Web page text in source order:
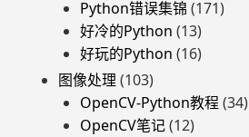
Python错误集锦 (171)
好冷的Python (13)
好玩的Python (16)
图像处理 (103)
OpenCV-Python教程 (34)
OpenCV笔记(12)